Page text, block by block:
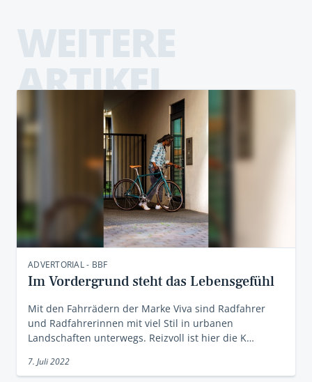
ARTIKEL
ADVERTORIAL - BBF
Im Vordergrund steht das Lebensgefühl
Mit den Fahrrädern der Marke Viva sind Radfahrer
und Radfahrerinnen mit viel Stil in urbanen
Landschaften unterwegs. Reizvoll ist hier die K…
7. Juli 2022